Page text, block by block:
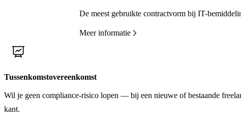
De meest gebruikte contractvorm bij IT-
Meer informatie
Tussenkomstovereenkomst
Wil je geen compliance-risico lopen — bij een nieuwe of bestaande
kant.